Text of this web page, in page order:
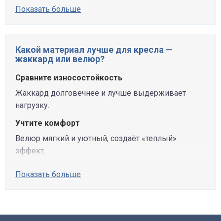
Показать больше
Какой материал лучше для кресла —
жаккард или велюр?
Сравните износостойкость
Жаккард долговечнее и лучше выдерживает
нагрузку.
Учтите комфорт
Велюр мягкий и уютный, создаёт «теплый»
эффект.
Показать больше